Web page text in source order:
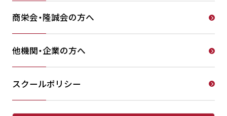
商栄会・隆誠会の方へ
他機関・企業の方へ
スクールポリシー